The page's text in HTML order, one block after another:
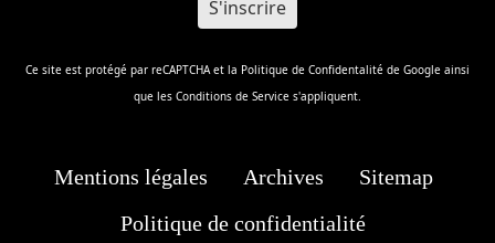
Ce site est protégé par reCAPTCHA et la Politique de Confidentalité de Google ainsi
que les Conditions de Service s'appliquent.
Mentions légales Archives
Sitemap
Politique de confidentialité